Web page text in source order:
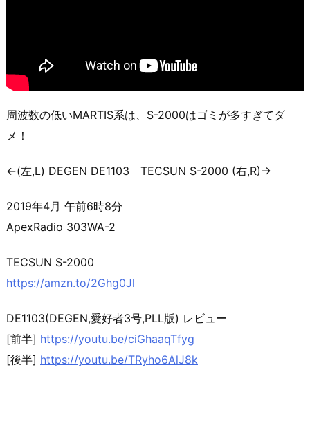
周波数の低いMARTIS系は、S-2000はゴミが多すぎてダ
メ！
←(左,L) DEGEN DE1103 TECSUN S-2000 (右,R)→
2019年4月 午前6時8分
ApexRadio 303WA-2
TECSUN S-2000
https://amzn.to/2Ghg0Jl
DE1103(DEGEN,愛好者3号,PLL版) レビュー
[前半] https://youtu.be/ciGhaaqTfyg
[後半] https://youtu.be/TRyho6AlJ8k